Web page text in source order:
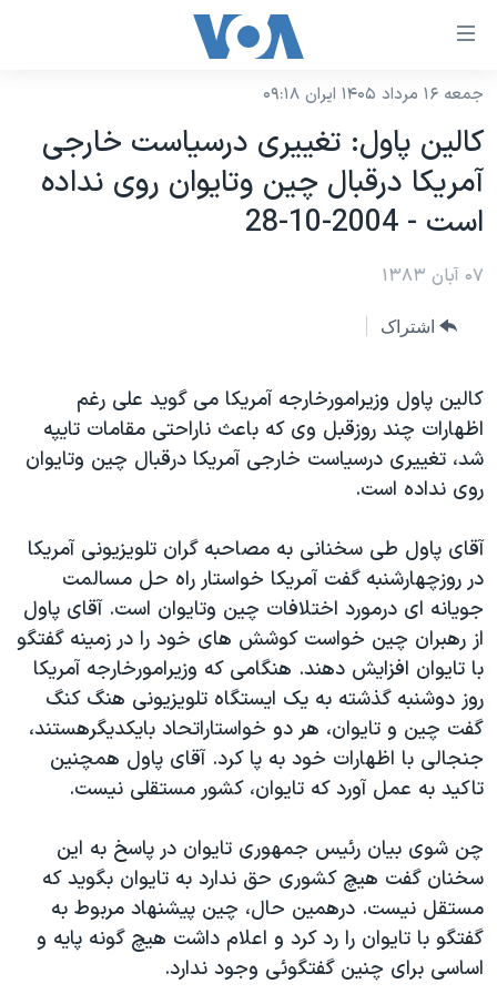
لینکهای
دسترسی
جهش
به
محتوای
اصلی
صفحه
جستجو
نسخه سبک وب‌سایت
موضوع ها
آمریکا
جهان
گزیده‌ها
ویژه برنامه‌ها
ویدیوها
حقوق شهروندی
اقتصادی
علم و فناوری
اسرائیل در جنگ
آرشیو پخش زنده
برنامه های تلویزیونی
جدول برنامه ها
صفحه‌های ویژه
عملیات خشم حماسی
۲۵۰سالگی آمریکا
بایگانی برنامه‌های تلویزیونی
انتخابات ریاست جمهوری آمریکا ۲۰۲۴
حمله جمهوری اسلامی به اسرائیل
رمز مهسا
ورزش زنان در ایران
اعتراضات زن، زندگی، آزادی
مجموعه مستندهای دادخواهی
تریبونال مردمی آبان ۹۸
دادگاه حمید نوری
چهل سال گروگان‌گیری
قانون شفافیت دارائی کادر رهبری ایران
اعتراضات مردمی آبان ۹۸
پخش رادیویی
یادگیری زبان انگلیسی
زبانهای مختلف
جمعه ۱۶ مرداد ۱۴۰۵ ایران ۰۹:۱۸
کالين پاول: تغييری درسياست خارجی
آمريکا درقبال چين وتايوان روی نداده
است - 2004-10-28
۰۷ آبان ۱۳۸۳
اشتراک
کالين پاول وزيرامورخارجه آمريکا می گويد علی رغم
اظهارات چند روزقبل وی که باعث ناراحتی مقامات تايپه
شد، تغييری درسياست خارجی آمريکا درقبال چين وتايوان
روی نداده است.
آقای پاول طی سخنانی به مصاحبه گران تلويزيونی آمريکا
در روزچهارشنبه گفت آمريکا خواستار راه حل مسالمت
جويانه ای درمورد اختلافات چين وتايوان است. آقای پاول
از رهبران چين خواست کوشش های خود را در زمينه گفتگو
با تايوان افزايش دهند. هنگامی که وزيرامورخارجه آمريکا
روز دوشنبه گذشته به يک ايستگاه تلويزيونی هنگ کنگ
گفت چين و تايوان، هر دو خواستاراتحاد بايکديگرهستند،
جنجالی با اظهارات خود به پا کرد. آقای پاول همچنين
تاکيد به عمل آورد که تايوان، کشور مستقلی نيست.
چن شوی بيان رئيس جمهوری تايوان در پاسخ به اين
سخنان گفت هيچ کشوری حق ندارد به تايوان بگويد که
مستقل نيست. درهمين حال، چين پيشنهاد مربوط به
گفتگو با تايوان را رد کرد و اعلام داشت هيچ گونه پايه و
اساسی برای چنين گفتگوئی وجود ندارد.